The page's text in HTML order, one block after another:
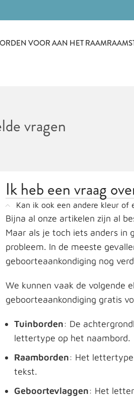
VOOR AAN HET RAAM
vragen
Ik heb een vraag
Kan ik ook een andere kleur of
Bijna al onze artikelen zijn al
Maar als je toch iets anders in
probleem. In de meeste
geboorteaankondiging nog
We kunnen vaak de volgende
geboorteaankondiging gratis
Tuinborden: De
lettertype op het naambord.
Raamborden: Het
tekst.
Geboortevlaggen: Het